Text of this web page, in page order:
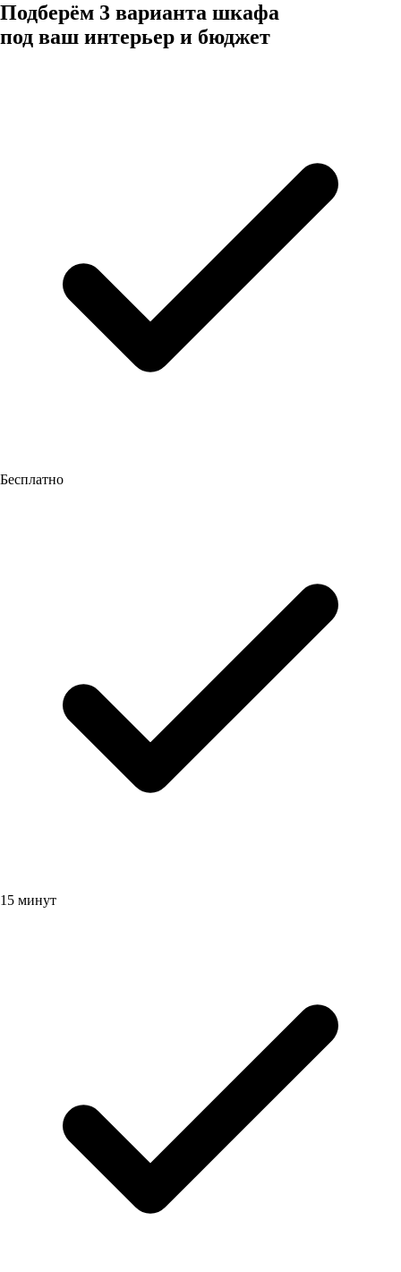
Подберём 3 варианта шкафа
под ваш интерьер и бюджет
Бесплатно
15 минут